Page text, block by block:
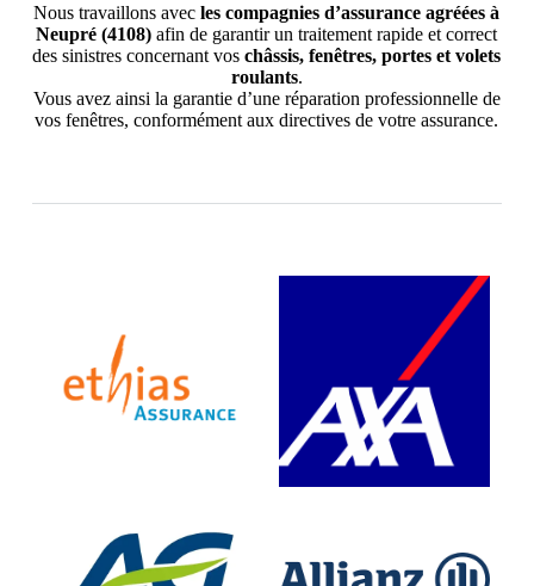
Nous travaillons avec les compagnies d’assurance agréées à
Neupré (4108)afin de garantir un traitement rapide et correct
des sinistres concernant voschâssis, fenêtres, portes et volets
roulants.
Vous avez ainsi la garantie d’une réparation professionnelle de
vos fenêtres, conformément aux directives de votre assurance.